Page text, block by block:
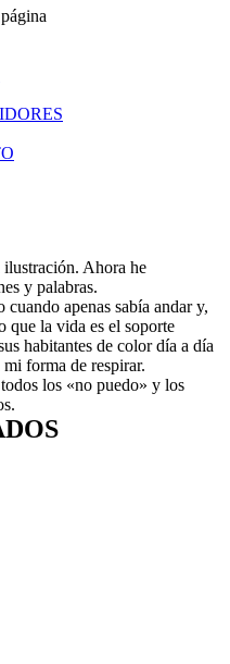
Ahora he
y palabras.
apenas sabía andar y,
que la vida es el soporte
habitantes de color día a día
forma de respirar.
los «no puedo» y los